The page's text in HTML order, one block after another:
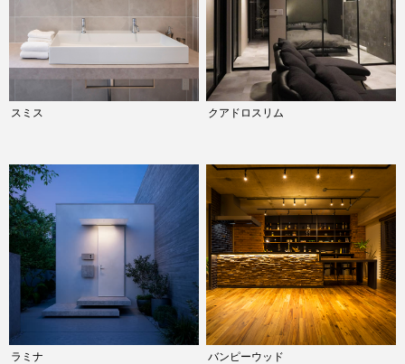
スミス クアドロスリム
ラミナ バンピーウッド